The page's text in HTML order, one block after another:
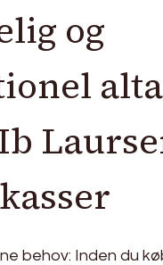
og
behov: Inden du